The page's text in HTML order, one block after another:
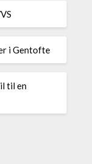
i Gentofte
til en